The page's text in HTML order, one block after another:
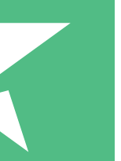
Credits. Keine